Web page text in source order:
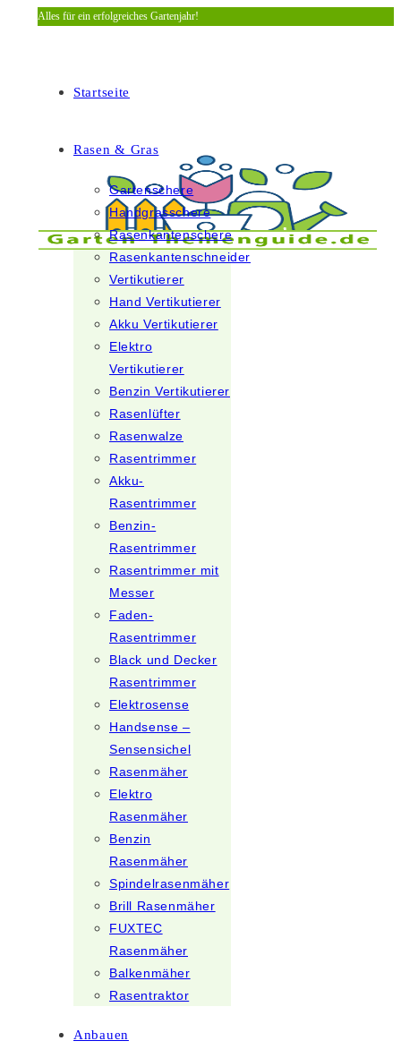
Zum
Alles für ein erfolgreiches Gartenjahr!
Startseite
Rasen & Gras
Gartenschere
Handgrasschere
Rasenkantenschere
Rasenkantenschneider
Vertikutierer
Hand Vertikutierer
Akku Vertikutierer
Elektro
Vertikutierer
Benzin Vertikutierer
Rasenlüfter
Rasenwalze
Rasentrimmer
Akku-
Rasentrimmer
Benzin-
Rasentrimmer
Rasentrimmer mit
Messer
Faden-
Rasentrimmer
Black und Decker
Rasentrimmer
Elektrosense
Handsense –
Sensensichel
Rasenmäher
Elektro
Rasenmäher
Benzin
Rasenmäher
Spindelrasenmäher
Brill Rasenmäher
FUXTEC
Rasenmäher
Balkenmäher
Rasentraktor
Anbauen